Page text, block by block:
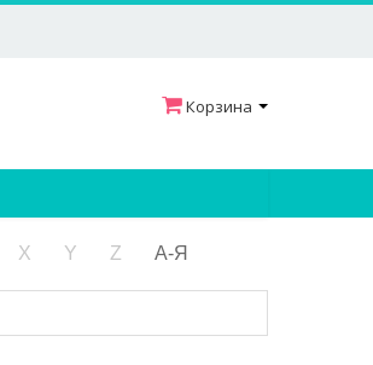
Корзина
X Y Z А-Я